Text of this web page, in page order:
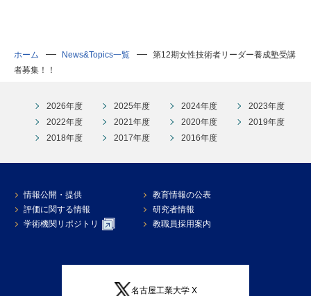
ホーム News&Topics一覧
第12期女性技術者リーダー養成塾受講
者募集！！
2026年度 2025年度 2024年度
2023年度
2022年度
2021年度 2020年度
2019年度
2018年度
2017年度 2016年度
情報公開・提供
教育情報の公表
評価に関する情報
研究者情報
学術機関リポジトリ
教職員採用案内
名古屋工業大学 X